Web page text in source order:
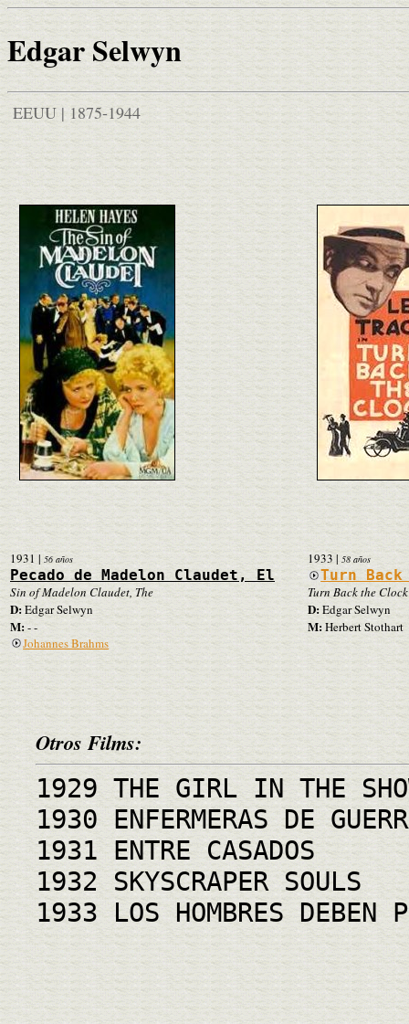
Edgar Selwyn
EEUU | 1875-1944
1931 | 56 años
Pecado de Madelon Claudet, El
Sin of Madelon Claudet, The
D:Edgar Selwyn
M:- -
Johannes Brahms
1933 | 58 años
Turn
Turn Back the Clock
D:Edgar Selwyn
M:Herbert Stothart
Otros Films:
1929 THE GIRL IN THE
1930 ENFERMERAS DE
1931 ENTRE CASADOS
1932 SKYSCRAPER SOULS
1933 LOS HOMBRES DEBEN